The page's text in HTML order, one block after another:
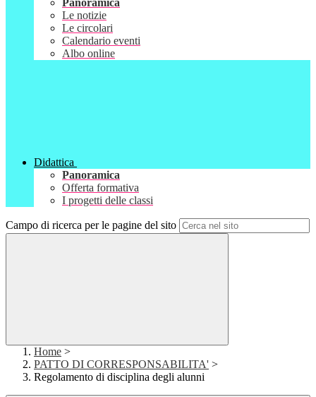
Panoramica
Le notizie
Le circolari
Calendario eventi
Albo online
Didattica
Panoramica
Offerta formativa
I progetti delle classi
Campo di ricerca per le pagine del sito
Home >
PATTO DI CORRESPONSABILITA' >
Regolamento di disciplina degli alunni